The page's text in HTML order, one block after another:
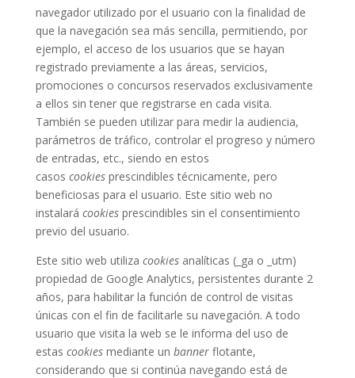
navegador utilizado por el usuario con la finalidad de
que la navegación sea más sencilla, permitiendo, por
ejemplo, el acceso de los usuarios que se hayan
registrado previamente a las áreas, servicios,
promociones o concursos reservados exclusivamente
a ellos sin tener que registrarse en cada visita.
También se pueden utilizar para medir la audiencia,
parámetros de tráfico, controlar el progreso y número
de entradas, etc., siendo en estos
casos cookies prescindibles técnicamente, pero
beneficiosas para el usuario. Este sitio web no
instalará cookies prescindibles sin el consentimiento
previo del usuario.
Este sitio web utiliza cookies analíticas (_ga o _utm)
propiedad de Google Analytics, persistentes durante 2
años, para habilitar la función de control de visitas
únicas con el fin de facilitarle su navegación. A todo
usuario que visita la web se le informa del uso de
estas cookies mediante un banner flotante,
considerando que si continúa navegando está de